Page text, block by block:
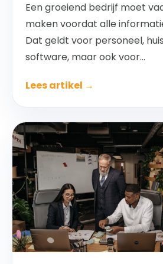
Een groeiend bedrijf moet
maken voordat alle
Dat geldt voor personeel,
software, maar ook voor...
Lees artikel →